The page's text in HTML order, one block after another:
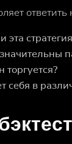
эта
торгуется?
себя в